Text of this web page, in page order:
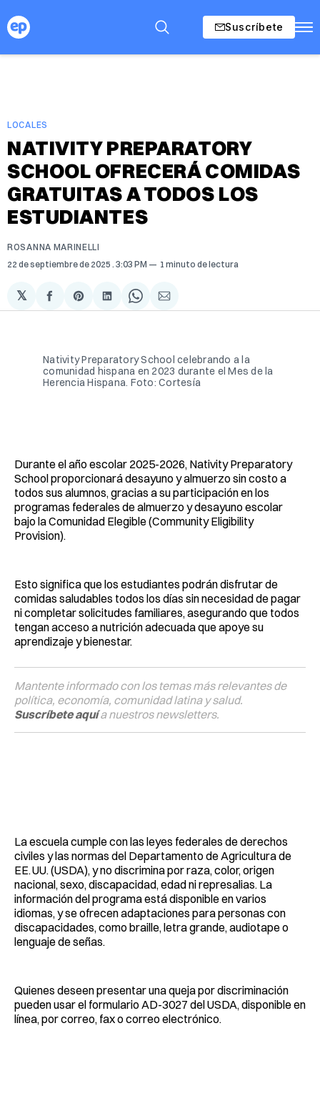
Suscríbete
LOCALES
NATIVITY PREPARATORY
SCHOOL OFRECERÁ COMIDAS
GRATUITAS A TODOS LOS
ESTUDIANTES
ROSANNA MARINELLI
22 de septiembre de 2025 . 3:03 PM 1 minuto de lectura
𝕏
Compartir
en
Share
on
Compartir
en
Share
on
Compartir
via
Nativity Preparatory School celebrando a la
comunidad hispana en 2023 durante el Mes de la
Herencia Hispana. Foto: Cortesía
Durante el año escolar 2025-2026, Nativity Preparatory
School proporcionará desayuno y almuerzo sin costo a
todos sus alumnos, gracias a su participación en los
programas federales de almuerzo y desayuno escolar
bajo la Comunidad Elegible (Community Eligibility
Provision).
Esto significa que los estudiantes podrán disfrutar de
comidas saludables todos los días sin necesidad de pagar
ni completar solicitudes familiares, asegurando que todos
tengan acceso a nutrición adecuada que apoye su
aprendizaje y bienestar.
Mantente informado con los temas más relevantes de
política, economía, comunidad latina y salud.
Suscríbete aquía nuestros newsletters.
La escuela cumple con las leyes federales de derechos
civiles y las normas del Departamento de Agricultura de
EE. UU. (USDA), y no discrimina por raza, color, origen
nacional, sexo, discapacidad, edad ni represalias. La
información del programa está disponible en varios
idiomas, y se ofrecen adaptaciones para personas con
discapacidades, como braille, letra grande, audiotape o
lenguaje de señas.
Quienes deseen presentar una queja por discriminación
pueden usar el formulario AD-3027 del USDA, disponible en
línea, por correo, fax o correo electrónico.